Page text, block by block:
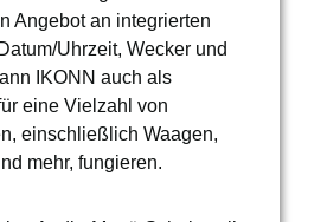
Angebot an integrierten
Uhrzeit, Wecker und
IKONN auch als
eine Vielzahl von
einschließlich Waagen,
mehr, fungieren.